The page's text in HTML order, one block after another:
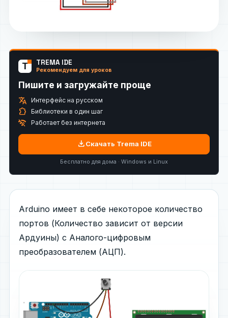
T TREMA IDE
Рекомендуем для уроков
Пишите и загружайте проще
translate Интерфейс на русском
extension Библиотеки в один шаг
wifi_off Работает без интернета
downloadСкачать Trema IDE
Бесплатно для дома · Windows и Linux
Arduino имеет в себе некоторое количество
портов (Количество зависит от версии
Ардуины) с Аналого-цифровым
преобразователем (АЦП).